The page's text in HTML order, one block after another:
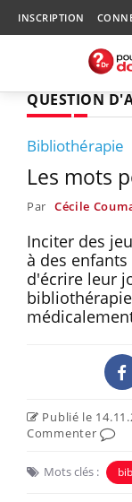
INSCRIPTION
QUESTION
Bibliothérapie
Les mots
Par Cécile
Inciter des
à des
d'écrire leur
Publié le
Commenter
Mots clés :